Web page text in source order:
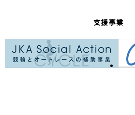
支援事業